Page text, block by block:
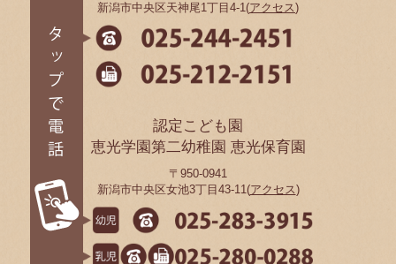
新潟市中央区天神尾1丁目4-1(アクセス)
認定こども園
恵光学園第二幼稚園 恵光保育園
〒950-0941
新潟市中央区女池3丁目43-11(アクセス)